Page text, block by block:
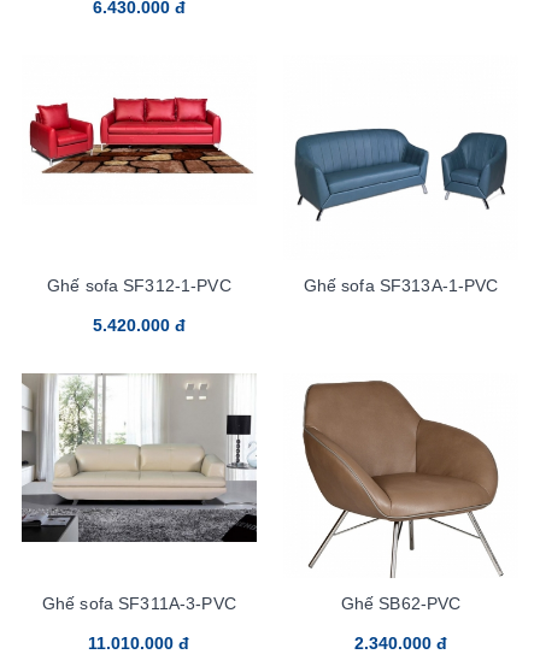
6.430.000 đ
Ghế sofa SF312-1-PVC
5.420.000 đ
Ghế sofa SF313A-1-PVC
Ghế sofa SF311A-3-PVC
11.010.000 đ
Ghế SB62-PVC
2.340.000 đ